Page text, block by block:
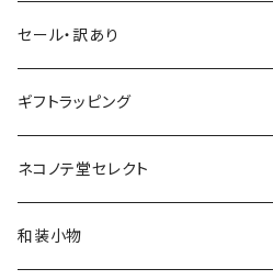
ヘアバンド（大人用）
スタイ（大）
ヘアアクセサリー
ピアス・イヤリング
みずら、貫頭衣
首輪
人間用アクセサリー
ピアス、ブローチ、ヘアアクセサリーなど
ぬいぐるみキーホルダー
その他、雑貨類
ペット用
人間用
セール・訳あり
ギフトラッピング
ネコノテ堂セレクト
和装小物